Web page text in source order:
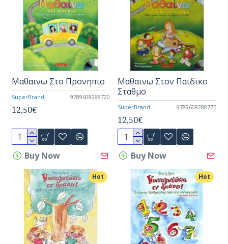
SuperBrand 9789608288720
Μαθαινω Στο Προνηπιο
12,50€
Buy Now
SuperBrand 9789608288775
Μαθαινω Στον Παιδικο
Σταθμο
12,50€
Buy Now
Hot Hot